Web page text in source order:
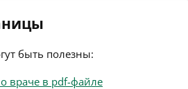
быть полезны:
враче в pdf-файле